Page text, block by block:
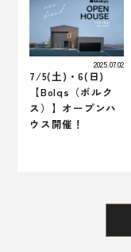
2025.07.02
7/5(土)・6(日)
【Bolqs（ボルク
ス）】オープンハ
ウス開催！